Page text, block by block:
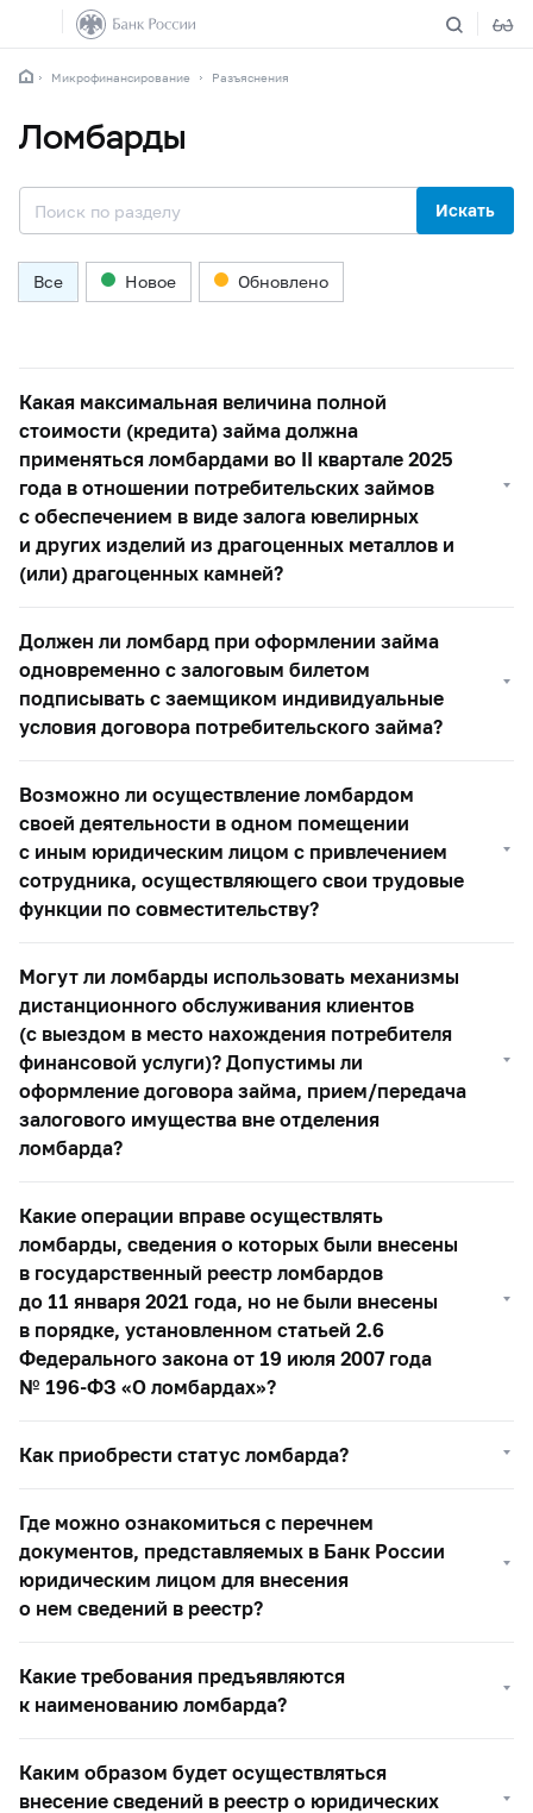
Микрофинансирование Разъяснения
Ломбарды
Искать
Все Новое Обновлено
Какая максимальная величина полной
стоимости (кредита) займа должна
применяться ломбардами во II квартале 2025
года в отношении потребительских займов
с обеспечением в виде залога ювелирных
и других изделий из драгоценных металлов и
(или) драгоценных камней?
Должен ли ломбард при оформлении займа
одновременно с залоговым билетом
подписывать с заемщиком индивидуальные
условия договора потребительского займа?
Возможно ли осуществление ломбардом
своей деятельности в одном помещении
с иным юридическим лицом с привлечением
сотрудника, осуществляющего свои трудовые
функции по совместительству?
Могут ли ломбарды использовать механизмы
дистанционного обслуживания клиентов
(с выездом в место нахождения потребителя
финансовой услуги)? Допустимы ли
оформление договора займа, прием/передача
залогового имущества вне отделения
ломбарда?
Какие операции вправе осуществлять
ломбарды, сведения о которых были внесены
в государственный реестр ломбардов
до 11 января 2021 года, но не были внесены
в порядке, установленном статьей 2.6
Федерального закона от 19 июля 2007 года
№ 196-ФЗ «О ломбардах»?
Как приобрести статус ломбарда?
Где можно ознакомиться с перечнем
документов, представляемых в Банк России
юридическим лицом для внесения
о нем сведений в реестр?
Какие требования предъявляются
к наименованию ломбарда?
Каким образом будет осуществляться
внесение сведений в реестр о юридических